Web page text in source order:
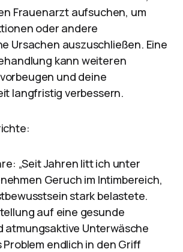
Frauenarzt aufsuchen, um
oder andere
Ursachen auszuschließen. Eine
kann weiteren
und deine
langfristig verbessern.
„Seit Jahren litt ich unter
Geruch im Intimbereich,
stark belastete.
auf eine gesunde
atmungsaktive Unterwäsche
endlich in den Griff